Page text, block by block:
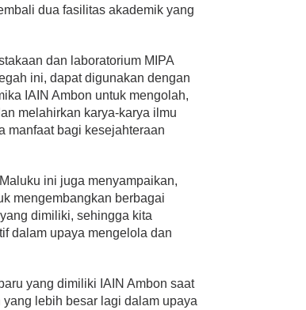
dua fasilitas akademik yang
dan laboratorium MIPA
ini, dapat digunakan dengan
IAIN Ambon untuk mengolah,
melahirkan karya-karya ilmu
manfaat bagi kesejahteraan
ini juga menyampaikan,
mengembangkan berbagai
dimiliki, sehingga kita
dalam upaya mengelola dan
yang dimiliki IAIN Ambon saat
lebih besar lagi dalam upaya